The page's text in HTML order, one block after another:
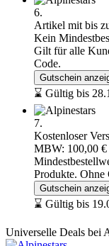
6.
Artikel mit bis
Kein
Gilt für alle
Code.
Gutschein
⌛ Gültig bis
7.
Kostenloser
MBW: 100,00 €
Produkte. Ohne
Gutschein
⌛ Gültig bis
Universelle Deals bei